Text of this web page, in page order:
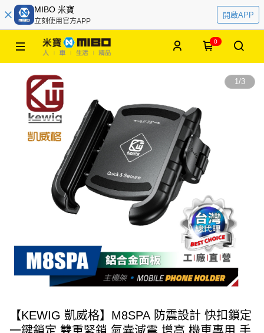
MIBO 米寶
立刻使用官方APP
開啟APP
0
1/3
【KEWIG 凱威格】M8SPA 防震設計 快扣鎖定